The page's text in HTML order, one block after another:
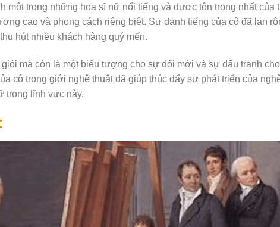
một trong những họa sĩ nữ nổi tiếng và được tôn trọng nhất của
cao và phong cách riêng biệt. Sự danh tiếng của cô đã lan
hút nhiều khách hàng quý mến.
mà còn là một biểu tượng cho sự đổi mới và sự đấu tranh
cô trong giới nghệ thuật đã giúp thúc đẩy sự phát triển của
trong lĩnh vực này.